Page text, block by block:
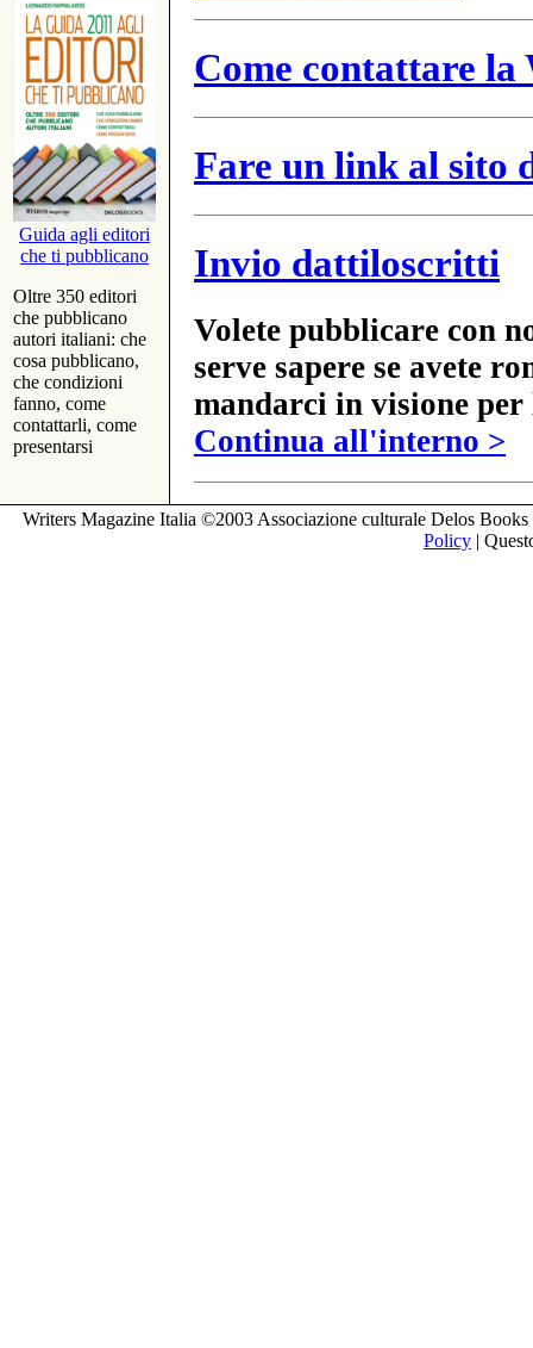
Guida agli editori
che ti pubblicano
Oltre 350 editori
che pubblicano
autori italiani: che
cosa pubblicano,
che condizioni
fanno, come
contattarli, come
presentarsi
Come contattare
Fare un link al sito
Invio dattiloscritti
Volete pubblicare con
serve sapere se avete
mandarci in visione
Continua all'interno >
Writers Magazine Italia ©2003 Associazione culturale Delos
Policy |